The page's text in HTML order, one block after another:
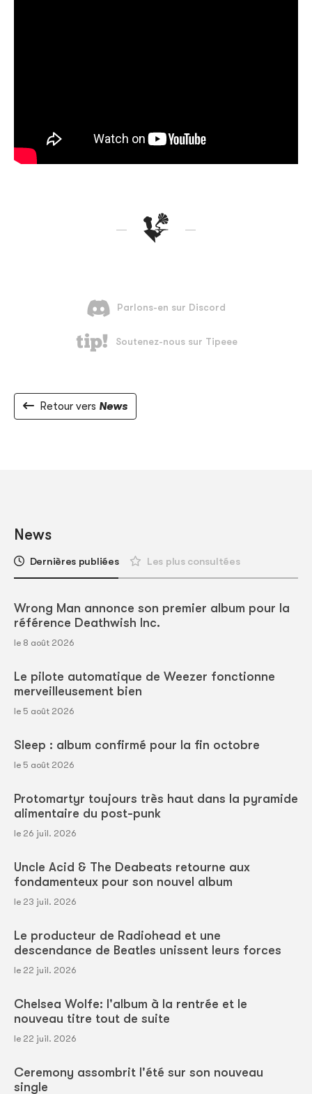
Retour vers News
News
Dernières publiées Les plus consultées
Wrong Man annonce son premier album pour la
référence Deathwish Inc.
le 8 août 2026
Le pilote automatique de Weezer fonctionne
merveilleusement bien
le 5 août 2026
Sleep : album confirmé pour la fin octobre
le 5 août 2026
Protomartyr toujours très haut dans la pyramide
alimentaire du post-punk
le 26 juil. 2026
Uncle Acid & The Deabeats retourne aux
fondamenteux pour son nouvel album
le 23 juil. 2026
Le producteur de Radiohead et une
descendance de Beatles unissent leurs forces
le 22 juil. 2026
Chelsea Wolfe: l'album à la rentrée et le
nouveau titre tout de suite
le 22 juil. 2026
Ceremony assombrit l'été sur son nouveau
single